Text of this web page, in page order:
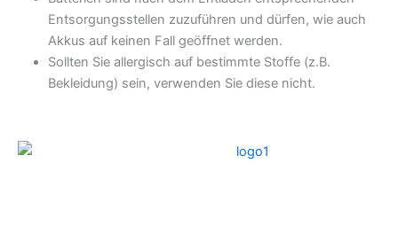
Entsorgungsstellen zuzuführen und dürfen, wie auch
Akkus auf keinen Fall geöffnet werden.
Sollten Sie allergisch auf bestimmte Stoffe (z.B.
Bekleidung) sein, verwenden Sie diese nicht.